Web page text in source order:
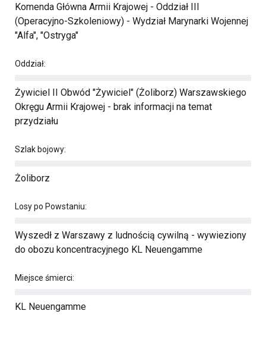
Komenda Główna Armii Krajowej - Oddział III
(Operacyjno-Szkoleniowy) - Wydział Marynarki Wojennej
"Alfa", "Ostryga"
Oddział:
Żywiciel II Obwód "Żywiciel" (Żoliborz) Warszawskiego
Okręgu Armii Krajowej - brak informacji na temat
przydziału
Szlak bojowy:
Żoliborz
Losy po Powstaniu:
Wyszedł z Warszawy z ludnością cywilną - wywieziony
do obozu koncentracyjnego KL Neuengamme
Miejsce śmierci:
KL Neuengamme